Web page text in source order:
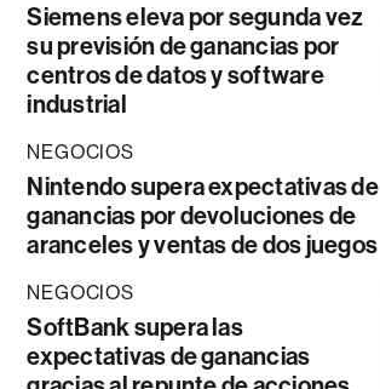
Siemens eleva por segunda vez
su previsión de ganancias por
centros de datos y software
industrial
NEGOCIOS
Nintendo supera expectativas de
ganancias por devoluciones de
aranceles y ventas de dos juegos
NEGOCIOS
SoftBank supera las
expectativas de ganancias